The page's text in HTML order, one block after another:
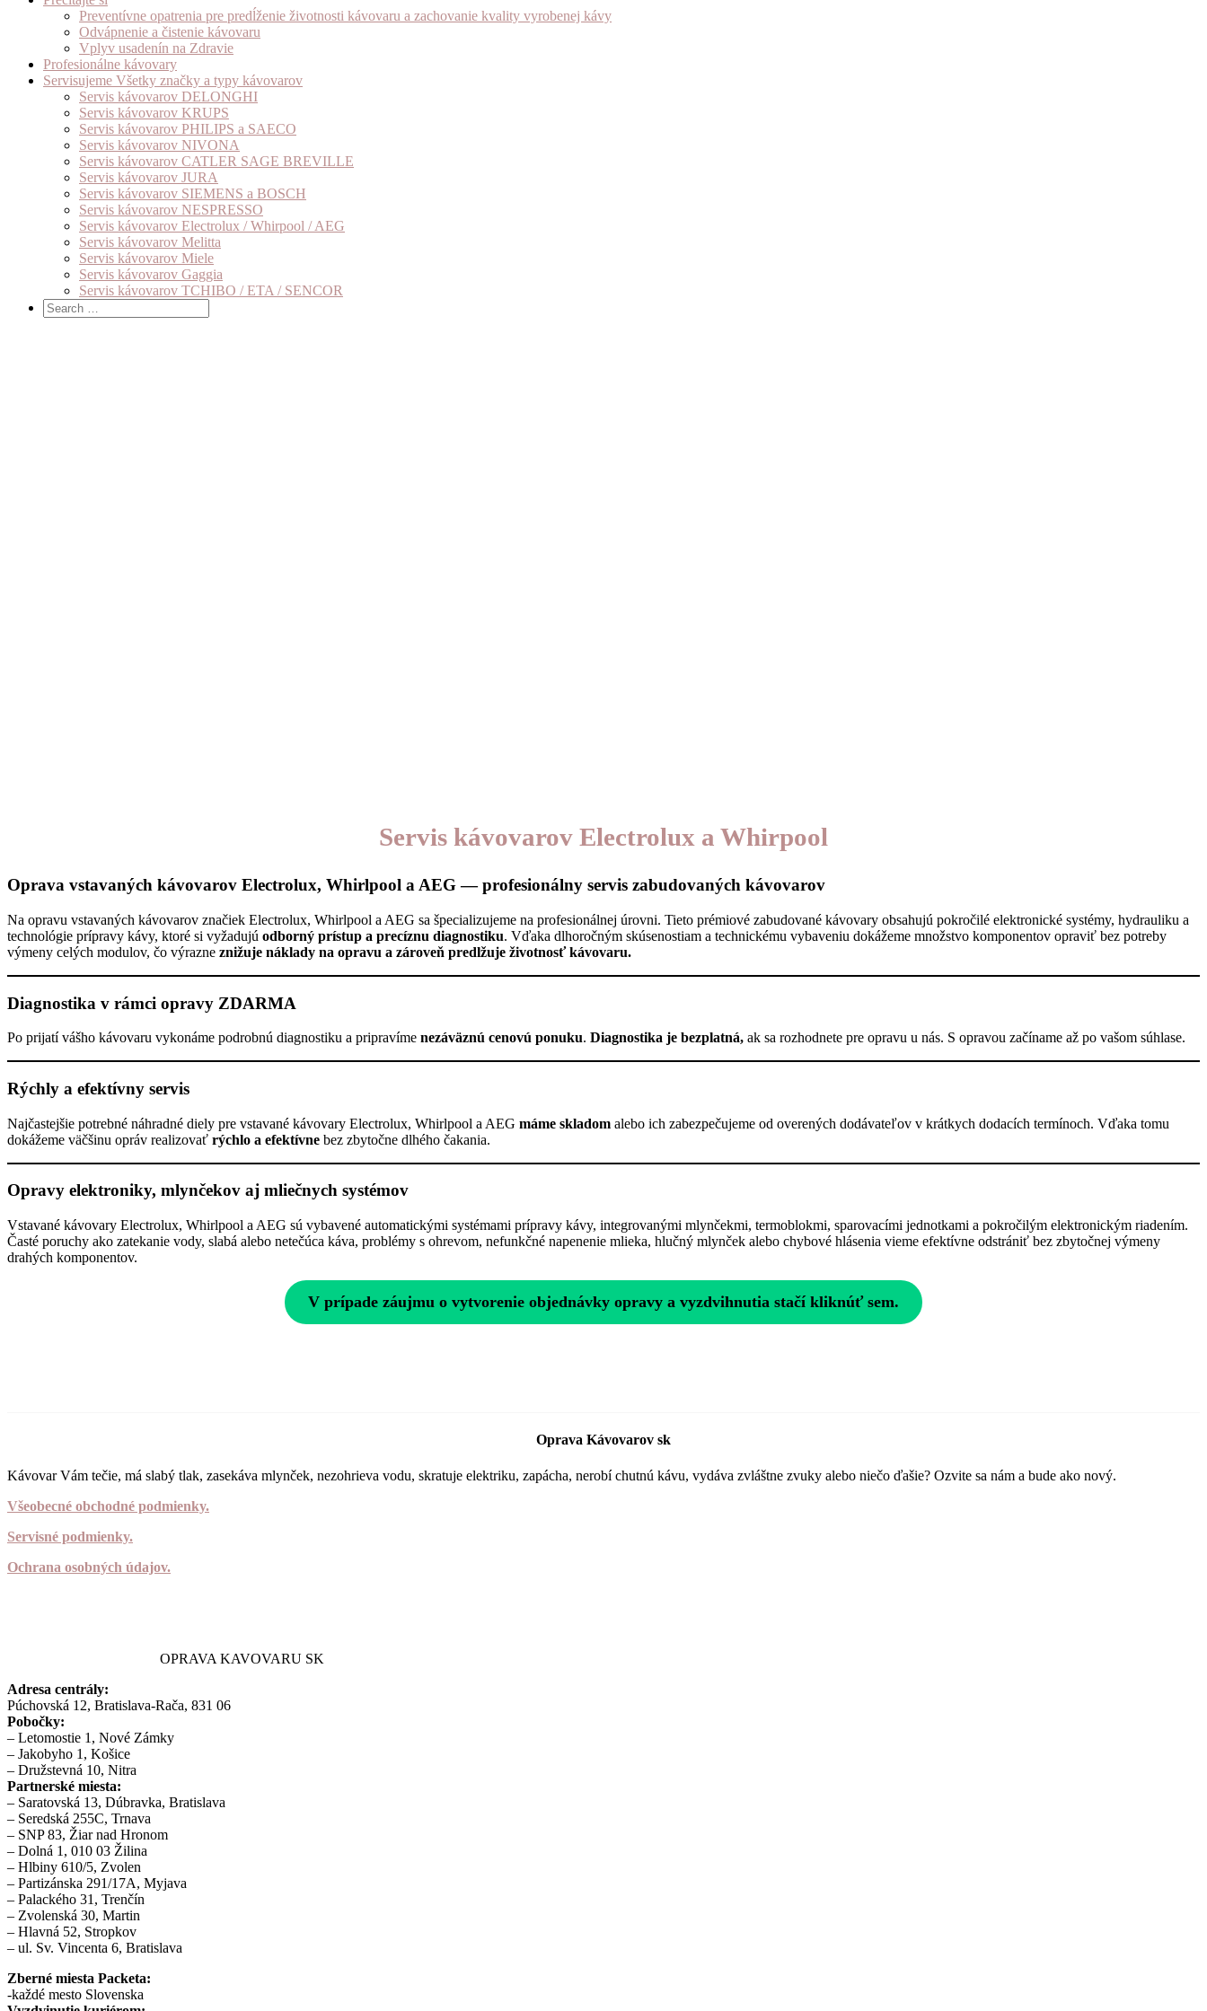
Preventívne opatrenia pre predĺženie životnosti kávovaru a zachovanie kvality vyrobenej kávy
Odvápnenie a čistenie kávovaru
Vplyv usadenín na Zdravie
Profesionálne kávovary
Servisujeme Všetky značky a typy kávovarov
Servis kávovarov DELONGHI
Servis kávovarov KRUPS
Servis kávovarov PHILIPS a SAECO
Servis kávovarov NIVONA
Servis kávovarov CATLER SAGE BREVILLE
Servis kávovarov JURA
Servis kávovarov SIEMENS a BOSCH
Servis kávovarov NESPRESSO
Servis kávovarov Electrolux / Whirpool / AEG
Servis kávovarov Melitta
Servis kávovarov Miele
Servis kávovarov Gaggia
Servis kávovarov TCHIBO / ETA / SENCOR
Search
for:
Servis kávovarov Electrolux a Whirpool
Oprava vstavaných kávovarov Electrolux, Whirlpool a AEG — profesionálny servis zabudovaných kávovarov
Na opravu vstavaných kávovarov značiek Electrolux, Whirlpool a AEG sa špecializujeme na profesionálnej úrovni. Tieto prémiové zabudované kávovary obsahujú pokročilé elektronické systémy, hydrauliku a
technológie prípravy kávy, ktoré si vyžadujú odborný prístup a precíznu diagnostiku. Vďaka dlhoročným skúsenostiam a technickému vybaveniu dokážeme množstvo komponentov opraviť bez potreby
výmeny celých modulov, čo výrazne znižuje náklady na opravu a zároveň predlžuje životnosť kávovaru.
Diagnostika v rámci opravy ZDARMA
Po prijatí vášho kávovaru vykonáme podrobnú diagnostiku a pripravíme nezáväznú cenovú ponuku. Diagnostika je bezplatná, ak sa rozhodnete pre opravu u nás. S opravou začíname až po vašom súhlase.
Rýchly a efektívny servis
Najčastejšie potrebné náhradné diely pre vstavané kávovary Electrolux, Whirlpool a AEG máme skladom alebo ich zabezpečujeme od overených dodávateľov v krátkych dodacích termínoch. Vďaka tomu
dokážeme väčšinu opráv realizovať rýchlo a efektívne bez zbytočne dlhého čakania.
Opravy elektroniky, mlynčekov aj mliečnych systémov
Vstavané kávovary Electrolux, Whirlpool a AEG sú vybavené automatickými systémami prípravy kávy, integrovanými mlynčekmi, termoblokmi, sparovacími jednotkami a pokročilým elektronickým riadením.
Časté poruchy ako zatekanie vody, slabá alebo netečúca káva, problémy s ohrevom, nefunkčné napenenie mlieka, hlučný mlynček alebo chybové hlásenia vieme efektívne odstrániť bez zbytočnej výmeny
drahých komponentov.
V prípade záujmu o vytvorenie objednávky opravy a vyzdvihnutia stačí kliknúť sem.
Oprava Kávovarov sk
Kávovar Vám tečie, má slabý tlak, zasekáva mlynček, nezohrieva vodu, skratuje elektriku, zapácha, nerobí chutnú kávu, vydáva zvláštne zvuky alebo niečo ďašie? Ozvite sa nám a bude ako nový.
Všeobecné obchodné podmienky.
Servisné podmienky.
Ochrana osobných údajov.
OPRAVA KAVOVARU SK
Adresa centrály:
Púchovská 12, Bratislava-Rača, 831 06
Pobočky:
– Letomostie 1, Nové Zámky
– Jakobyho 1, Košice
– Družstevná 10, Nitra
Partnerské miesta:
– Saratovská 13, Dúbravka, Bratislava
– Seredská 255C, Trnava
– SNP 83, Žiar nad Hronom
– Dolná 1, 010 03 Žilina
– Hlbiny 610/5, Zvolen
– Partizánska 291/17A, Myjava
– Palackého 31, Trenčín
– Zvolenská 30, Martin
– Hlavná 52, Stropkov
– ul. Sv. Vincenta 6, Bratislava
Zberné miesta Packeta:
-každé mesto Slovenska